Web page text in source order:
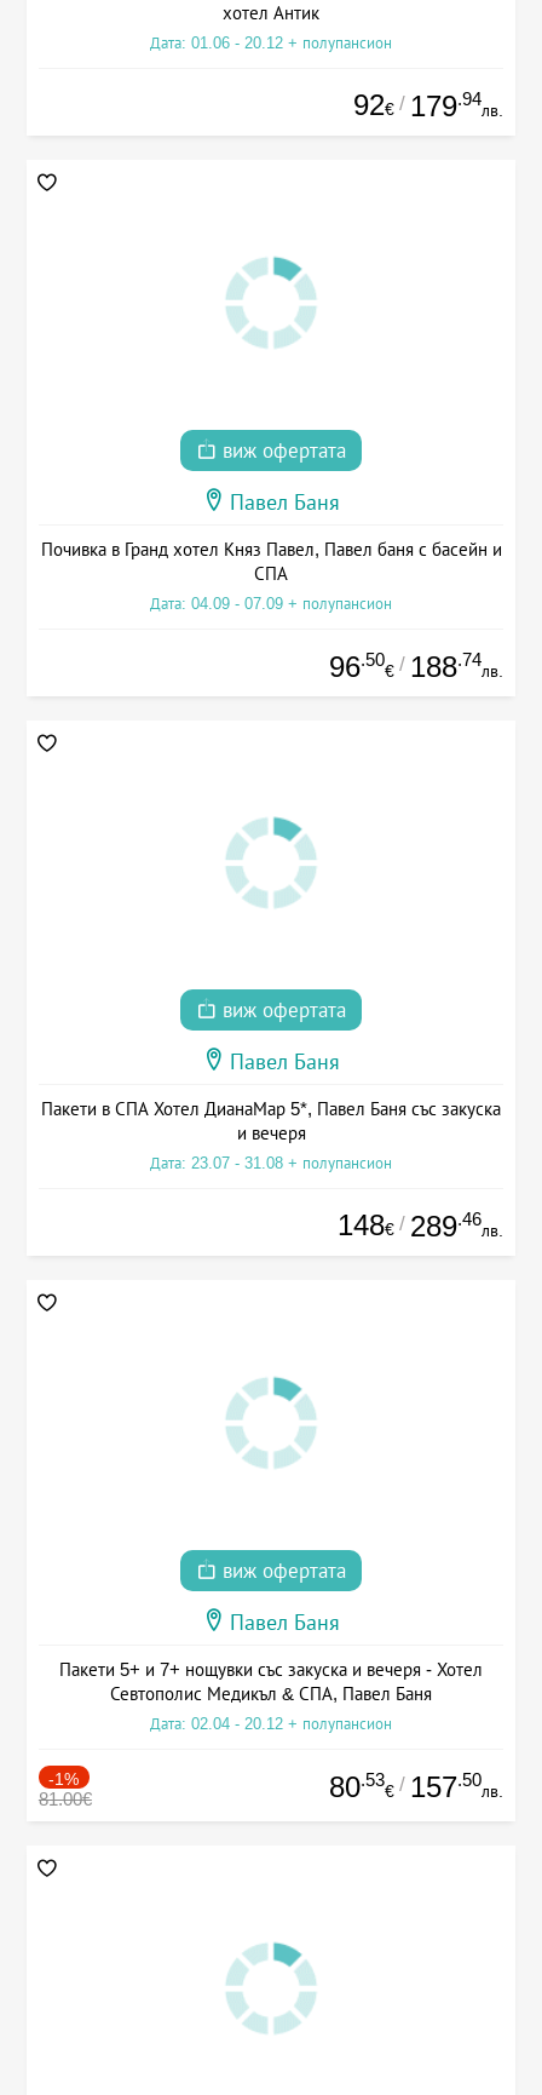
хотел Антик
Дата: 01.06 - 20.12 + полупансион
92€ / 179.94
лв.
виж офертата
Павел Баня
Почивка в Гранд хотел Княз Павел, Павел баня с басейн и
СПА
Дата: 04.09 - 07.09 + полупансион
96.50
€ / 188.74
лв.
виж офертата
Павел Баня
Пакети в СПА Хотел ДианаМар 5*, Павел Баня със закуска
и вечеря
Дата: 23.07 - 31.08 + полупансион
148€ / 289.46
лв.
виж офертата
Павел Баня
Пакети 5+ и 7+ нощувки със закуска и вечеря - Хотел
Севтополис Медикъл & СПА, Павел Баня
Дата: 02.04 - 20.12 + полупансион
-1%
81.00€ 80.53
€ / 157.50
лв.